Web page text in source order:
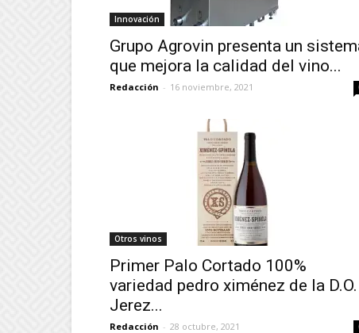
Innovación
Grupo Agrovin presenta un
que mejora la calidad del vino...
Redacción - 16 noviembre, 2021
Otros vinos
Primer Palo Cortado 100%
variedad pedro ximénez de la D.O.
Jerez...
Redacción - 28 octubre, 2021